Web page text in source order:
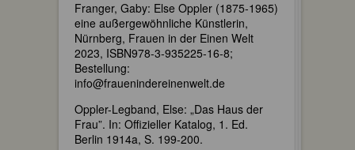
Franger, Gaby: Else Oppler (1875-1965)
eine außergewöhnliche Künstlerin,
Nürnberg, Frauen in der Einen Welt
2023, ISBN978-3-935225-16-8;
Bestellung:
info@frauenindereinenwelt.de
Oppler-Legband, Else: „Das Haus der
Frau”. In: Offizieller Katalog, 1. Ed.
Berlin 1914a, S. 199-200.